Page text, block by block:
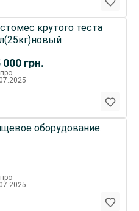
000 грн.
крутого теста
оборудование.